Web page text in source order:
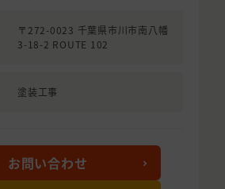
〒272-0023 千葉県市川市南八幡
3-18-2 ROUTE 102
塗装工事
お問い合わせ